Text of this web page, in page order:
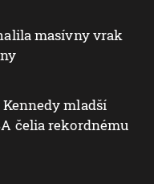
masívny vrak
Kennedy mladší
čelia rekordnému